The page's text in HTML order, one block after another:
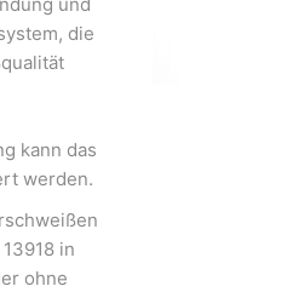
die
kann das
werden.
in
ohne